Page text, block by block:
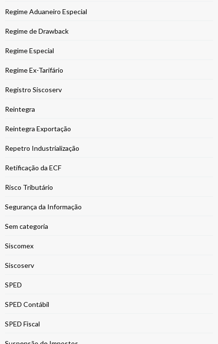
Regime Aduaneiro Especial
Regime de Drawback
Regime Especial
Regime Ex-Tarifário
Registro Siscoserv
Reintegra
Reintegra Exportação
Repetro Industrialização
Retificação da ECF
Risco Tributário
Segurança da Informação
Sem categoria
Siscomex
Siscoserv
SPED
SPED Contábil
SPED Fiscal